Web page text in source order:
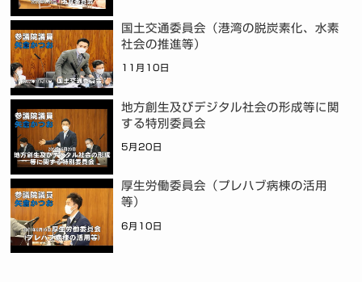
国土交通委員会（港湾の脱炭素化、水素
社会の推進等）
11月10日
地方創生及びデジタル社会の形成等に関
する特別委員会
5月20日
厚生労働委員会（プレハブ病棟の活用
等）
6月10日